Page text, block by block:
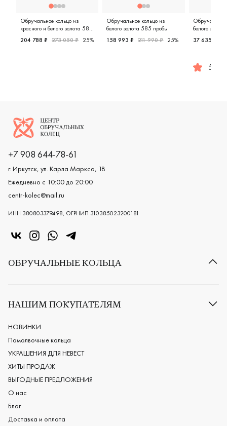
Обручальное кольцо из
красного и белого золота 585
пробы
Женские, парные, красное и белое золото 585 пробы,
204 788 ₽ 273 050 ₽ 25%
Обручальное кольцо из
белого золота 585 пробы
Мужские, парные, белое
158 993 ₽ 211 990 ₽ 25%
белого
37 635 ₽
5.0
Логотип компании
+7 908 644-78-61
г. Иркутск, ул. Карла Маркса, 18
Ежедневно с 10:00 до 20:00
centr-kolec@mail.ru
ИНН 380803379498, ОГРНИП 310385023200181
«Центр колец» в VK
«Центр колец» в Instagram
«Центр колец» в Whatsapp
«Центр колец» в Telegram
ОБРУЧАЛЬНЫЕ КОЛЬЦА
Все обручальные кольца
Европейские обручальные кольца
Мужские обручальные кольца
Женские обручальные кольца
Обручальные кольца из платины
Дизайнерские обручальные кольца
Черные обручальные кольца
НАШИМ ПОКУПАТЕЛЯМ
НОВИНКИ
Помолвочные кольца
УКРАШЕНИЯ ДЛЯ НЕВЕСТ
ХИТЫ ПРОДАЖ
ВЫГОДНЫЕ ПРЕДЛОЖЕНИЯ
О нас
Блог
Доставка и оплата